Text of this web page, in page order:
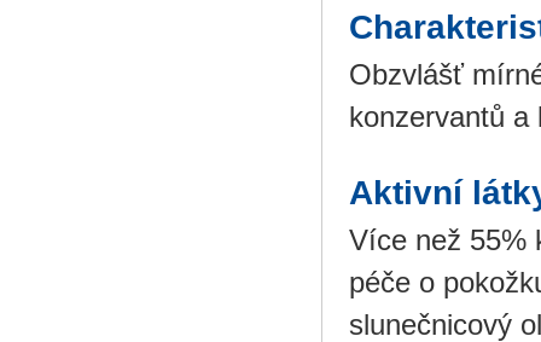
Obzvlášť
konzervantů
Aktivní
Více než 55%
péče o
slunečnicový